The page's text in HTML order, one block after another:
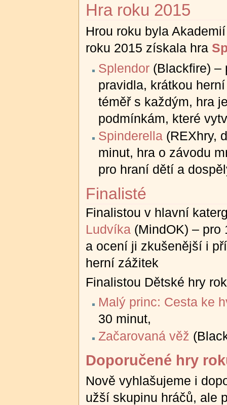
Hra roku 2015
Hrou roku byla
roku 2015 získala hra
Splendor (Blackfire) –
pravidla, krátkou
téměř s každým, hra
podmínkám, které
Spinderella (REXhry,
minut, hra o závodu
pro hraní dětí a
Finalisté
Finalistou v hlavní
Ludvíka (MindOK) – pro
a ocení ji zkušenější i
herní zážitek
Finalistou Dětské hry
Malý princ: Cesta ke
30 minut,
Začarovaná věž
Doporučené hry
Nově vyhlašujeme i
užší skupinu hráčů, ale